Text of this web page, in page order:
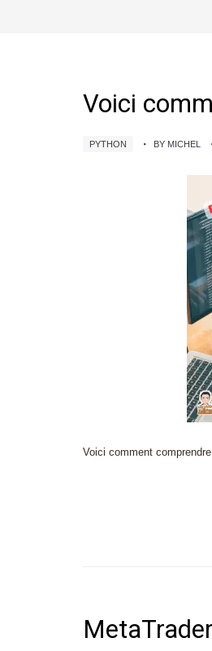
Voici
PYTHON BY MICHEL
Voici comment